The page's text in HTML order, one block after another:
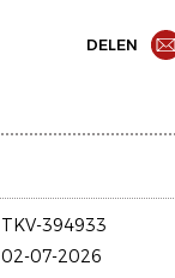
DELEN
TKV-394933
02-07-2026